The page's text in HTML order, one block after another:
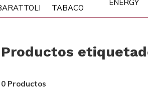
TABACO
ENERGY
Productos
0 Productos